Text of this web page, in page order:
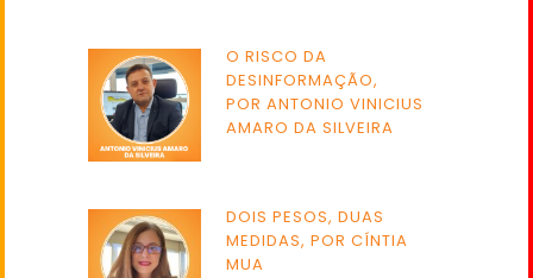
O RISCO DA
DESINFORMAÇÃO,
POR ANTONIO VINICIUS
AMARO DA SILVEIRA
DOIS PESOS, DUAS
MEDIDAS, POR CÍNTIA
MUA